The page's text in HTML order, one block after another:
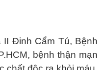
Đinh Cẩm Tú, Bệnh
bệnh thận mạn